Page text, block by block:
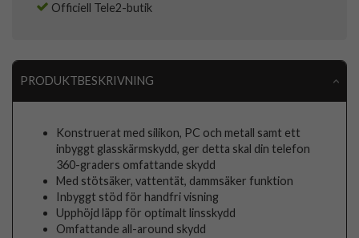
Officiell Tele2-butik
PRODUKTBESKRIVNING
Konstruerat med silikon, PC och metall samt ett
inbyggt glasskärmskydd, ger detta skal din telefon
360-graders omfattande skydd
Med stötsäker, vattentät, dammsäker funktion
Inbyggt stöd för handfri visning
Upphöjd läpp för optimalt linsskydd
Omfattande all-around skydd